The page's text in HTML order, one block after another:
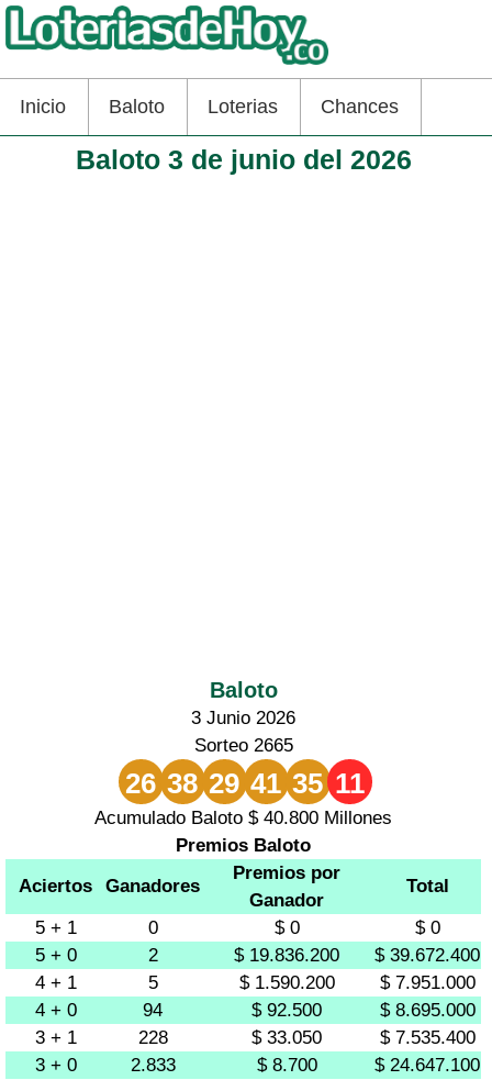
Inicio Baloto Loterias Chances
Baloto 3 de junio del 2026
Baloto
3 Junio 2026
Sorteo 2665
26 38 29 41 35 11
Acumulado Baloto $ 40.800 Millones
Premios Baloto
Aciertos
Ganadores
Premios por
Ganador
Total
5 + 1
0 $ 0
$ 0
5 + 0
2 $ 19.836.200
$ 39.672.400
4 + 1
5 $ 1.590.200
$ 7.951.000
4 + 0
94 $ 92.500
$ 8.695.000
3 + 1
228 $ 33.050
$ 7.535.400
3 + 0
2.833 $ 8.700
$ 24.647.100